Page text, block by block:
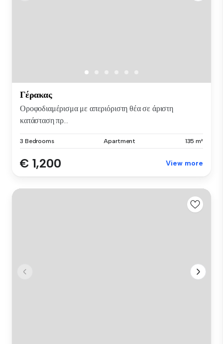
Γέρακας
Οροφοδιαμέρισμα με απεριόριστη θέα σε άριστη
κατάσταση πρ...
3 Bedrooms Apartment 135 m²
€ 1,200 View more